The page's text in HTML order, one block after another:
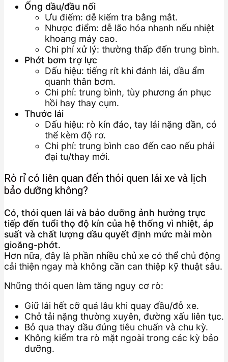
Ống dầu/đầu nối
Ưu điểm: dễ kiểm tra bằng mắt.
Nhược điểm: dễ lão hóa nhanh nếu nhiệt
khoang máy cao.
Chi phí xử lý: thường thấp đến trung bình.
Phớt bơm trợ lực
Dấu hiệu: tiếng rít khi đánh lái, dầu ẩm
quanh thân bơm.
Chi phí: trung bình, tùy phương án phục
hồi hay thay cụm.
Thước lái
Dấu hiệu: rò kín đáo, tay lái nặng dần, có
thể kèm độ rơ.
Chi phí: trung bình cao đến cao nếu phải
đại tu/thay mới.
Rò rỉ có liên quan đến thói quen lái xe và lịch
bảo dưỡng không?
Có, thói quen lái và bảo dưỡng ảnh hưởng trực
tiếp đến tuổi thọ độ kín của hệ thống vì nhiệt, áp
suất và chất lượng dầu quyết định mức mài mòn
gioăng-phớt.
Hơn nữa, đây là phần nhiều chủ xe có thể chủ động
cải thiện ngay mà không cần can thiệp kỹ thuật sâu.
Những thói quen làm tăng nguy cơ rò:
Giữ lái hết cỡ quá lâu khi quay đầu/đỗ xe.
Chở tải nặng thường xuyên, đường xấu liên tục.
Bỏ qua thay dầu đúng tiêu chuẩn và chu kỳ.
Không kiểm tra rò mặt ngoài trong các kỳ bảo
dưỡng.